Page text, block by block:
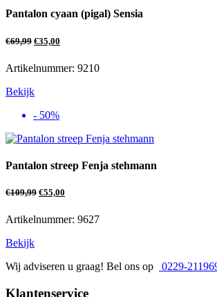
Pantalon cyaan (pigal) Sensia
€69,99 €35,00
Artikelnummer: 9210
Bekijk
- 50%
Pantalon streep Fenja stehmann
€109,99 €55,00
Artikelnummer: 9627
Bekijk
Wij adviseren u graag! Bel ons op
0229-
Klantenservice